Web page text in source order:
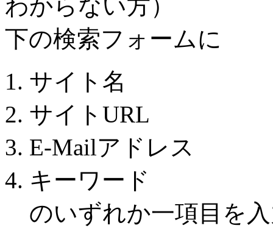
わからない方）
下の検索フォームに
サイト名
サイトURL
E-Mailアドレス
キーワード
のいずれか一項目を